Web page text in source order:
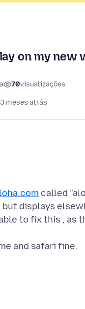
on my new
70visualizações
meses atrás
called
but displays
to fix this , as